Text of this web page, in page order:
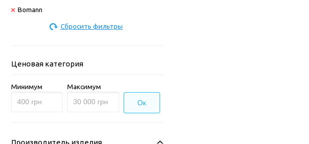
Bomann
Сбросить фильтры
Ценовая категория
Минимум Максимум
Ок